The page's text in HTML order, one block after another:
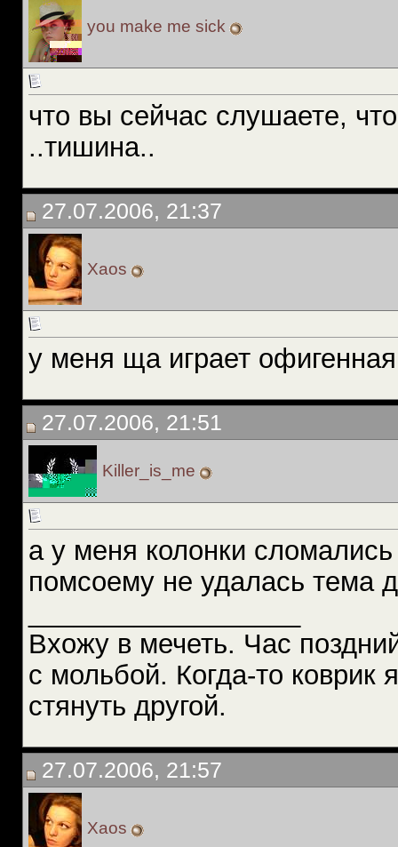
you make me sick
что вы сейчас слушаете,
..тишина..
27.07.2006, 21:37
Xaos
у меня ща играет
27.07.2006, 21:51
Killer_is_me
а у меня колонки сломались
помсоему не удалась тема
Вхожу в мечеть. Час
с мольбой. Когда-то коврик
стянуть другой.
27.07.2006, 21:57
Xaos